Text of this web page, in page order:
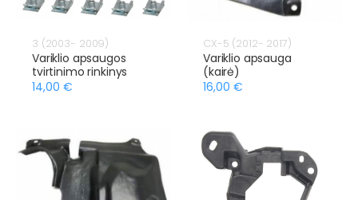
3 (2003- 2009)
Variklio apsaugos
tvirtinimo rinkinys
14,00 €
CX-5 (2012- 2017)
Variklio apsauga
(kairė)
16,00 €